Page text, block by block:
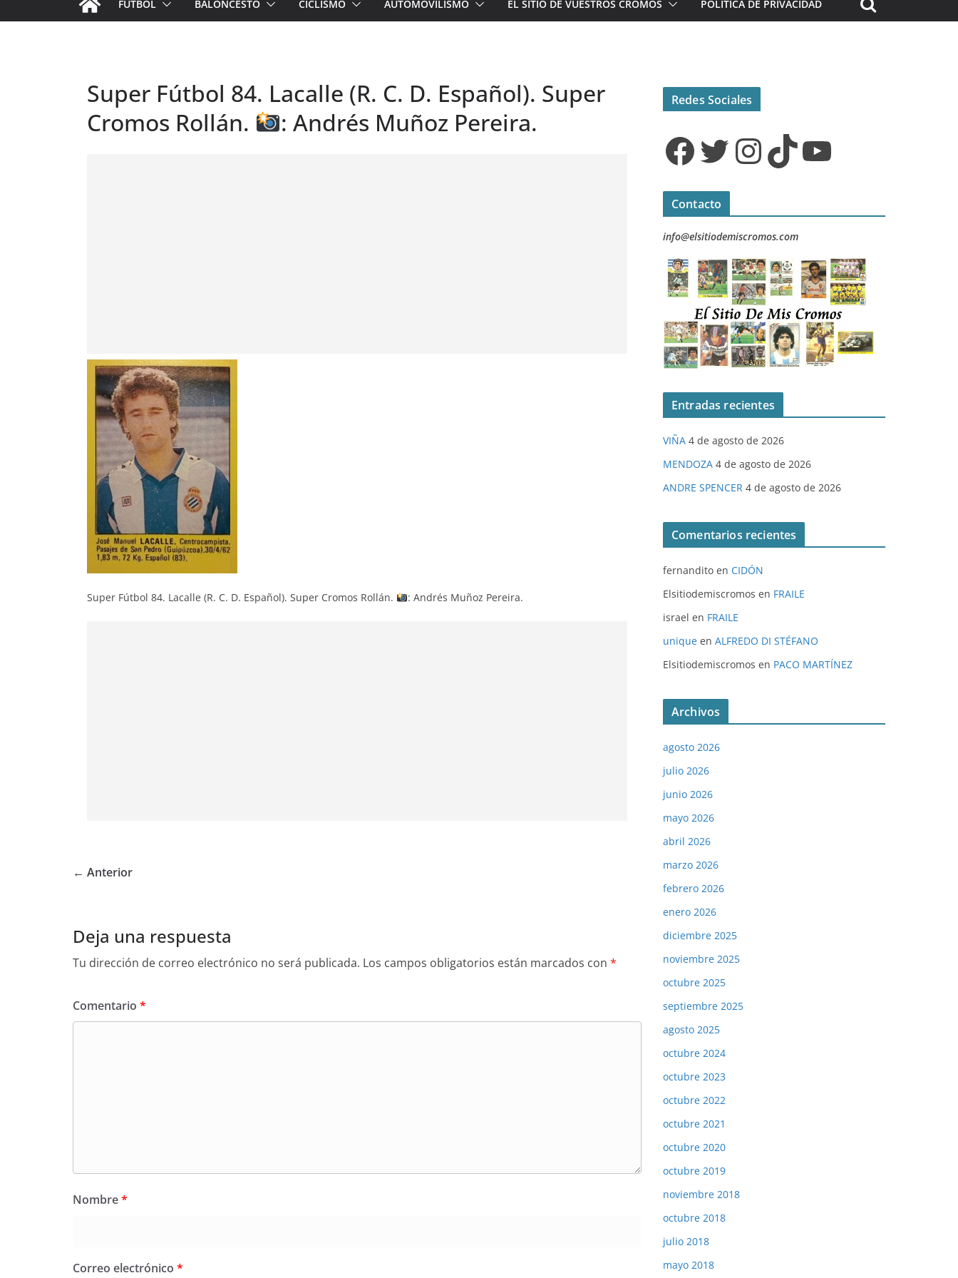
FÚTBOL BALONCESTO CICLISMO AUTOMOVILISMO EL SITIO DE VUESTROS CROMOS POLÍTICA DE PRIVACIDAD
Super Fútbol 84. Lacalle (R. C. D. Español). Super
Cromos Rollán.
: Andrés Muñoz Pereira.
Super Fútbol 84. Lacalle (R. C. D. Español). Super Cromos Rollán. : Andrés Muñoz Pereira.
← Anterior
Deja una respuesta
Tu dirección de correo electrónico no será publicada. Los campos obligatorios están marcados con *
Comentario *
Nombre*
Correo electrónico *
Redes Sociales
Facebook Twitter InstagramTikTok YouTube
Contacto
info@elsitiodemiscromos.com
Entradas recientes
VIÑA 4 de agosto de 2026
MENDOZA 4 de agosto de 2026
ANDRE SPENCER 4 de agosto de 2026
Comentarios recientes
fernandito en CIDÓN
Elsitiodemiscromos en FRAILE
israel en FRAILE
unique en ALFREDO DI STÉFANO
Elsitiodemiscromos en PACO MARTÍNEZ
Archivos
agosto 2026
julio 2026
junio 2026
mayo 2026
abril 2026
marzo 2026
febrero 2026
enero 2026
diciembre 2025
noviembre 2025
octubre 2025
septiembre 2025
agosto 2025
octubre 2024
octubre 2023
octubre 2022
octubre 2021
octubre 2020
octubre 2019
noviembre 2018
octubre 2018
julio 2018
mayo 2018